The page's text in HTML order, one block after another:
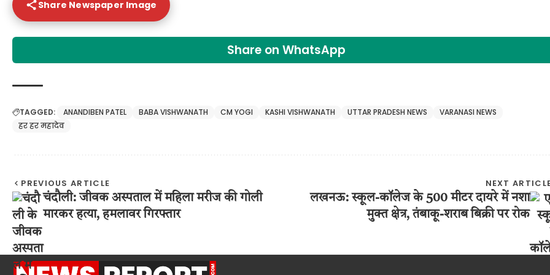
Share Newspaper Image
Share on WhatsApp
TAGGED: ANANDIBEN PATEL BABA VISHWANATH CM YOGI KASHI VISHWANATH UTTAR PRADESH NEWS
VARANASI NEWS
हर हर महादेव
PREVIOUS ARTICLE
चंदौली: जीवक अस्पताल में महिला मरीज की गोली
मारकर हत्या, हमलावर गिरफ्तार
NEXT
लखनऊ: स्कूल-कॉलेज के 500 मीटर दायरे में नशा
मुक्त क्षेत्र, तंबाकू-शराब बिक्री पर रोक